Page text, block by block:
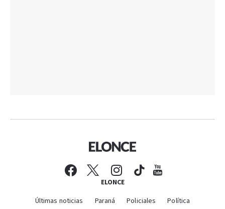
ELONCE
Últimas noticias Paraná Policiales Política